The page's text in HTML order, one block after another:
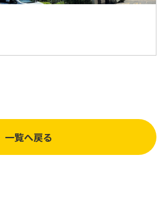
一覧へ戻る